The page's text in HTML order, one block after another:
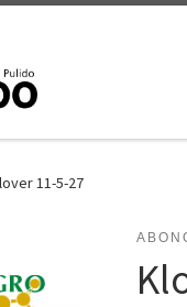
11-5-27